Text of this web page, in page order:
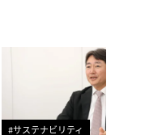
#サステナビリティ